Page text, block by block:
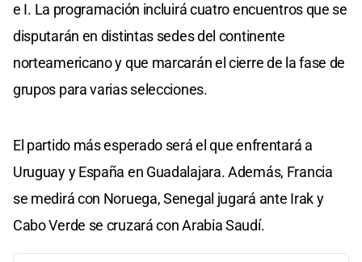
e I. La programación incluirá cuatro encuentros que se
disputarán en distintas sedes del continente
norteamericano y que marcarán el cierre de la fase de
grupos para varias selecciones.
El partido más esperado será el que enfrentará a
Uruguay y España en Guadalajara. Además, Francia
se medirá con Noruega, Senegal jugará ante Irak y
Cabo Verde se cruzará con Arabia Saudí.